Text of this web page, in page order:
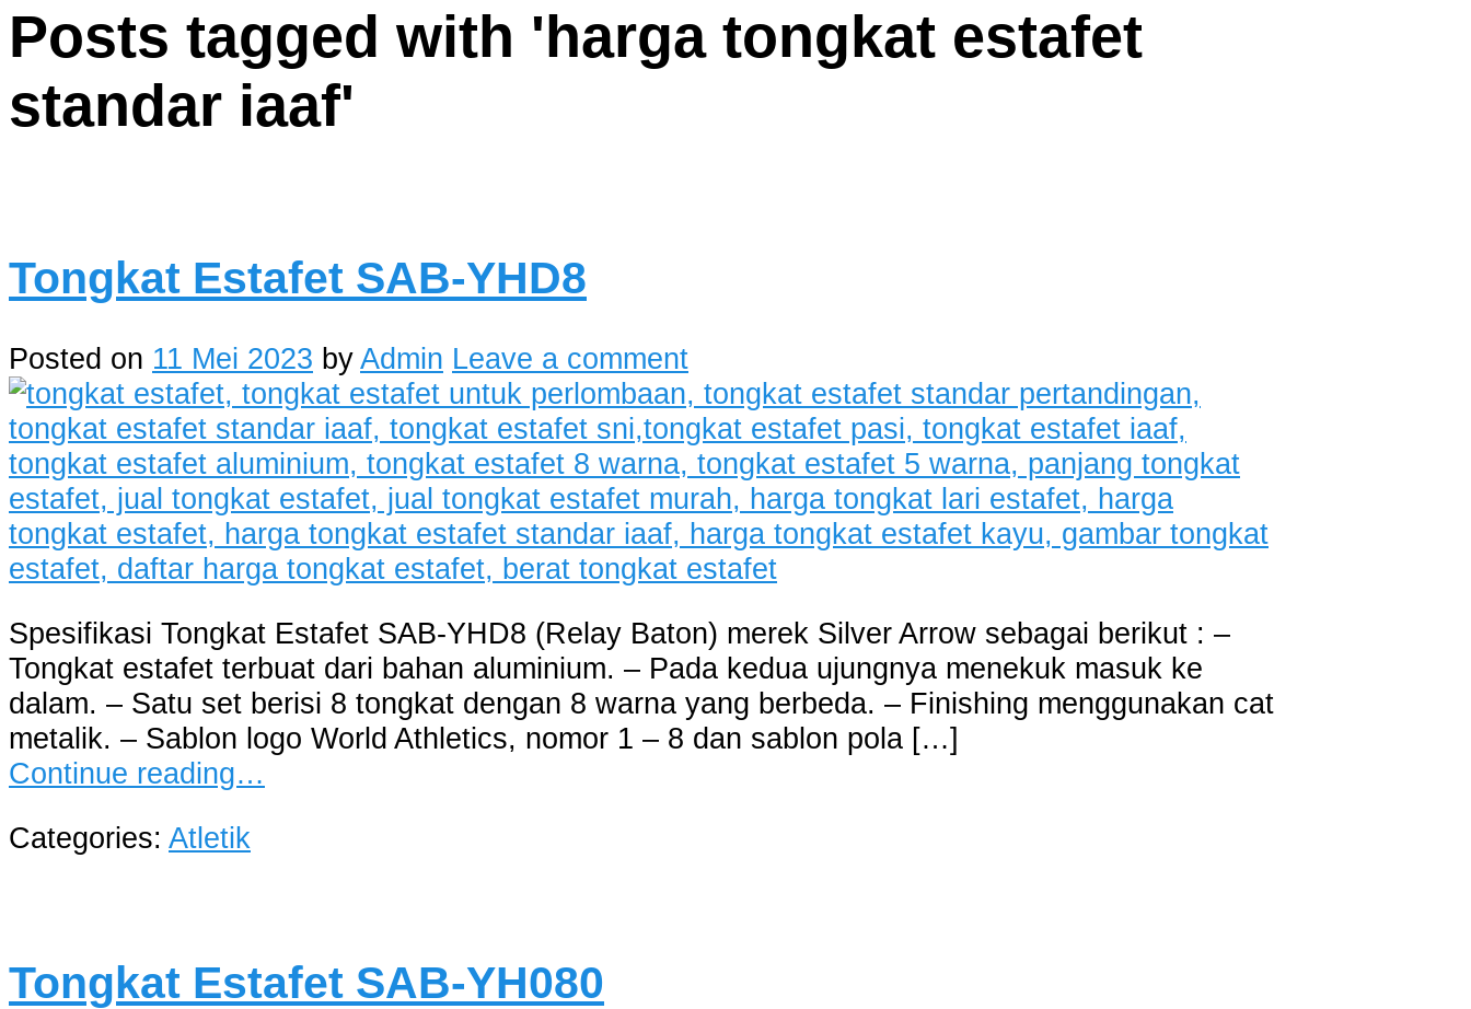
Posts tagged with 'harga tongkat estafet
standar iaaf'
Tongkat Estafet SAB-YHD8
Posted on 11 Mei 2023 byAdmin Leave a comment
Spesifikasi Tongkat Estafet SAB-YHD8 (Relay Baton) merek Silver Arrow sebagai berikut : –
Tongkat estafet terbuat dari bahan aluminium. – Pada kedua ujungnya menekuk masuk ke
dalam. – Satu set berisi 8 tongkat dengan 8 warna yang berbeda. – Finishing menggunakan cat
metalik. – Sablon logo World Athletics, nomor 1 – 8 dan sablon pola […]
Continue reading…
Categories: Atletik
Tongkat Estafet SAB-YH080